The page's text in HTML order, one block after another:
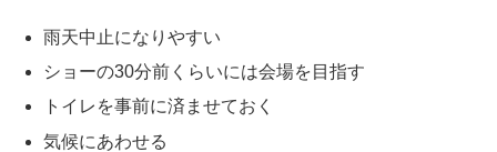
雨天中止になりやすい
ショーの30分前くらいには会場を目指す
トイレを事前に済ませておく
気候にあわせる